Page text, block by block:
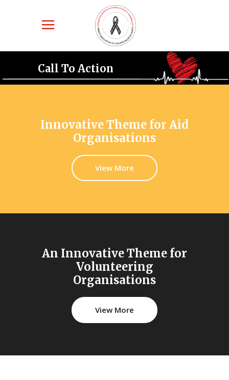
Call To Action
Innovative Theme for Aid
Organisations
View More
An Innovative Theme for
Volunteering
Organisations
View More